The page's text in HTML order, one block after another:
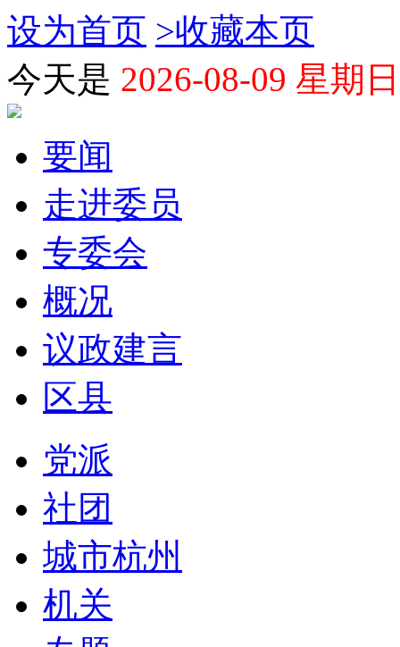
设为首页 >收藏本页
今天是 2026-08-09 星期日
要闻
走进委员
专委会
概况
议政建言
区县
党派
社团
城市杭州
机关